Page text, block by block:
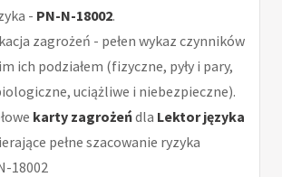
- PN-N-18002.
zagrożeń - pełen wykaz czynników
ich podziałem (fizyczne, pyły i pary,
uciążliwe i niebezpieczne).
karty zagrożeńdla Lektor języka
pełne szacowanie ryzyka
18002